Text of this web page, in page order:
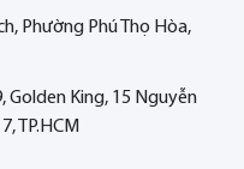
Phường Phú Thọ Hòa,
Golden King, 15 Nguyễn
TP.HCM